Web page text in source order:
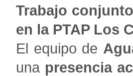
Trabajo
en la PTAP Los
El equipo de
una presencia